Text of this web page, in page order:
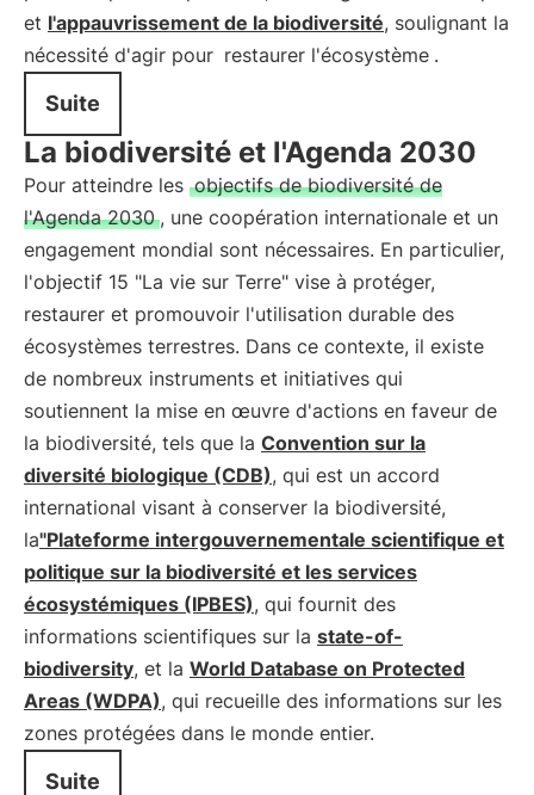
et l'appauvrissement de la biodiversité, soulignant la
nécessité d'agir pour restaurer l'écosystème .
Suite
La biodiversité et l'Agenda 2030
Pour atteindre les objectifs de biodiversité de
l'Agenda 2030 , une coopération internationale et un
engagement mondial sont nécessaires. En particulier,
l'objectif 15 "La vie sur Terre" vise à protéger,
restaurer et promouvoir l'utilisation durable des
écosystèmes terrestres. Dans ce contexte, il existe
de nombreux instruments et initiatives qui
soutiennent la mise en œuvre d'actions en faveur de
la biodiversité, tels que la Convention sur la
diversité biologique (CDB), qui est un accord
international visant à conserver la biodiversité,
la"Plateforme intergouvernementale scientifique et
politique sur la biodiversité et les services
écosystémiques (IPBES), qui fournit des
informations scientifiques sur la state-of-
biodiversity, et la World Database on Protected
Areas (WDPA), qui recueille des informations sur les
zones protégées dans le monde entier.
Suite